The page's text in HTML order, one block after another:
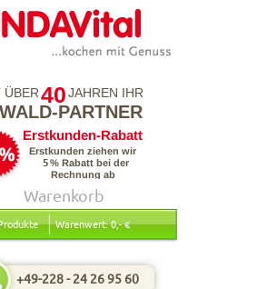
ÜBER40JAHREN IHR
PARTNER
Warenkorb
Warenwert: 0,- €
+49-228 - 24 26 95 60